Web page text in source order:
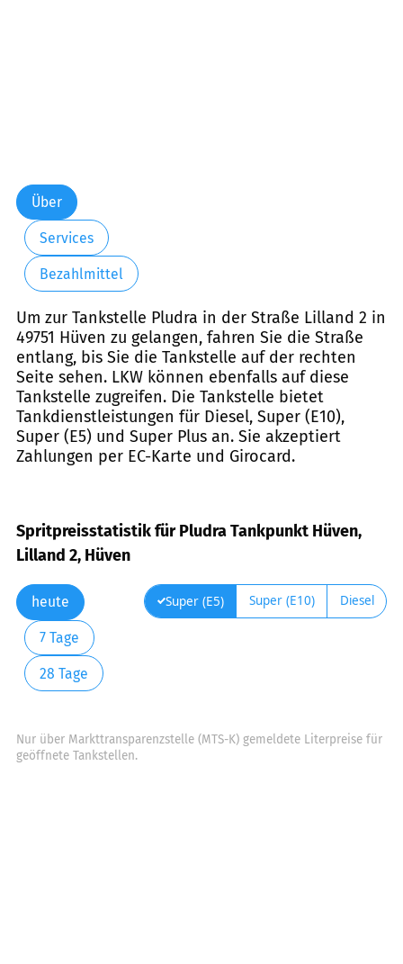
Über
Services
Bezahlmittel
Um zur Tankstelle Pludra in der Straße Lilland 2 in
49751 Hüven zu gelangen, fahren Sie die Straße
entlang, bis Sie die Tankstelle auf der rechten
Seite sehen. LKW können ebenfalls auf diese
Tankstelle zugreifen. Die Tankstelle bietet
Tankdienstleistungen für Diesel, Super (E10),
Super (E5) und Super Plus an. Sie akzeptiert
Zahlungen per EC-Karte und Girocard.
Spritpreisstatistik für Pludra Tankpunkt Hüven,
Lilland 2, Hüven
heute
7 Tage
28 Tage
Super (E5) Super (E10) Diesel
Nur über Markttransparenzstelle (MTS-K) gemeldete Literpreise für
geöffnete Tankstellen.